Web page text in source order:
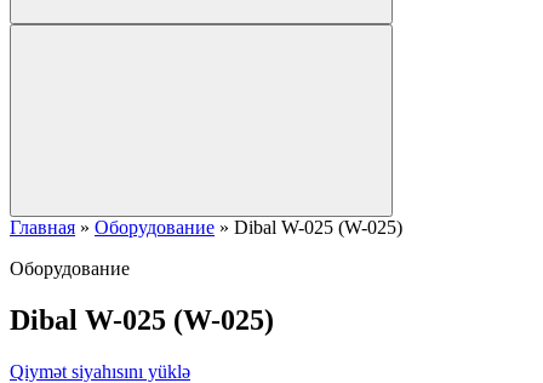
Главная » Оборудование » Dibal W-025 (W-025)
Оборудование
Dibal W-025 (W-025)
Qiymət siyahısını yüklə